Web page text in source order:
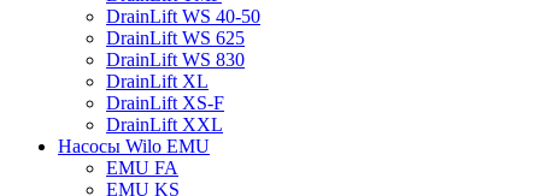
DrainLift WS 40-50
DrainLift WS 625
DrainLift WS 830
DrainLift XL
DrainLift XS-F
DrainLift XXL
Насосы Wilo EMU
EMU FA
EMU KS